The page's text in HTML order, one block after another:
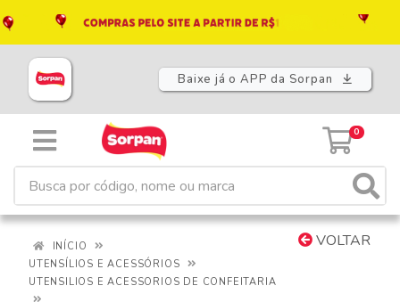
Baixe já o APP da Sorpan
0
VOLTAR
INÍCIO
UTENSÍLIOS E ACESSÓRIOS
UTENSILIOS E ACESSORIOS DE CONFEITARIA